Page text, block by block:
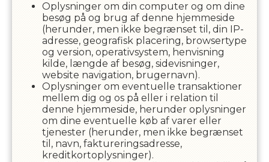
Oplysninger om din computer og om dine
besøg på og brug af denne hjemmeside
(herunder, men ikke begrænset til, din IP-
adresse, geografisk placering, browsertype
og version, operativsystem, henvisning
kilde, længde af besøg, sidevisninger,
website navigation, brugernavn).
Oplysninger om eventuelle transaktioner
mellem dig og os på eller i relation til
denne hjemmeside, herunder oplysninger
om dine eventuelle køb af varer eller
tjenester (herunder, men ikke begrænset
til, navn, faktureringsadresse,
kreditkortoplysninger).